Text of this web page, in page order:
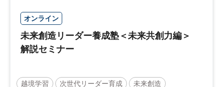
オンライン
未来創造リーダー養成塾＜未来共創力編＞
解説セミナー
越境学習 次世代リーダー育成 未来創造